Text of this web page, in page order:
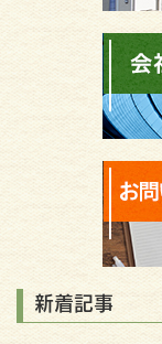
新着記事